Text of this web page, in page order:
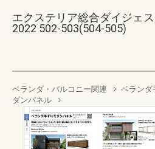
エクステリア総合ダイジェ
2022 502-503(504-505)
ベランダ・バルコニー関連 ベランダ
ダンパネル